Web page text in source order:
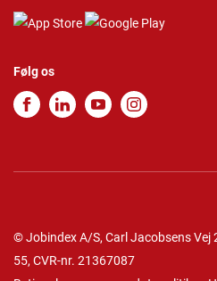
Følg os
© Jobindex A/S, Carl Jacobsens Vej
55, CVR-nr. 21367087